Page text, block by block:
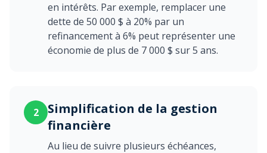
en intérêts. Par exemple, remplacer une
dette de 50 000 $ à 20% par un
refinancement à 6% peut représenter une
économie de plus de 7 000 $ sur 5 ans.
2
Simplification de la gestion
financière
Au lieu de suivre plusieurs échéances,